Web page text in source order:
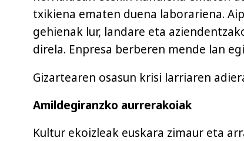
txikiena ematen duena laborariena.
gehienak lur, landare eta
direla. Enpresa berberen mende lan
Gizartearen osasun krisi larriaren
Amildegiranzko aurrerakoiak
Kultur ekoizleak euskara zimaur eta